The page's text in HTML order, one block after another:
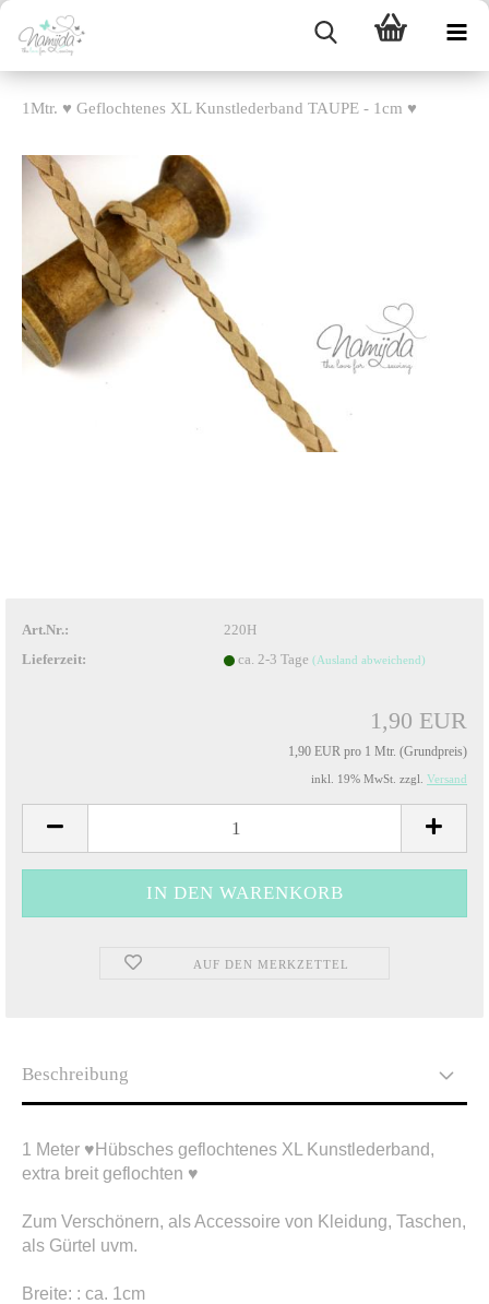
1Mtr. ♥ Geflochtenes XL Kunstlederband TAUPE - 1cm ♥
Art.Nr.:
220H
Lieferzeit:
ca. 2-3 Tage (Ausland abweichend)
1,90 EUR
1,90 EUR pro 1 Mtr. (Grundpreis)
inkl. 19% MwSt. zzgl. Versand
AUF DEN MERKZETTEL
Beschreibung
1 Meter ♥Hübsches geflochtenes XL Kunstlederband,
extra breit geflochten ♥
Zum Verschönern, als Accessoire von Kleidung, Taschen,
als Gürtel uvm.
Breite: : ca. 1cm